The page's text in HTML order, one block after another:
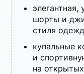
шорты и
стиля
купальные
и
на